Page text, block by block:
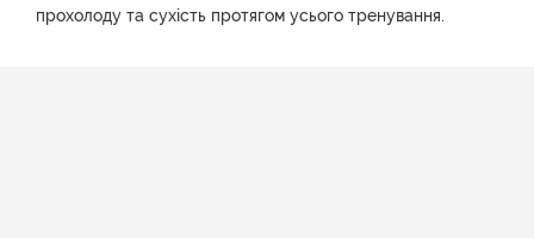
прохолоду та сухість протягом усього тренування.